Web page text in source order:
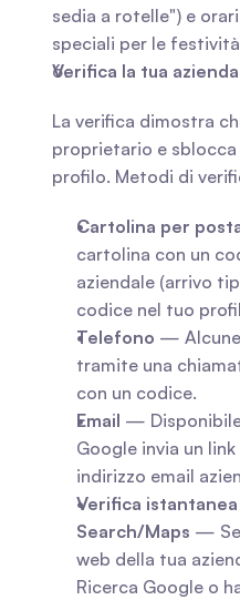
sedia a rotelle") e
speciali per le
Verifica la tua
La verifica dimostra
proprietario e
profilo. Metodi di
Cartolina per
cartolina con un
aziendale (arrivo
codice nel tuo
Telefono — Alcune
tramite una
con un codice.
Email —
Google invia un
indirizzo email
Verifica
Search/Maps —
web della tua
Ricerca Google o